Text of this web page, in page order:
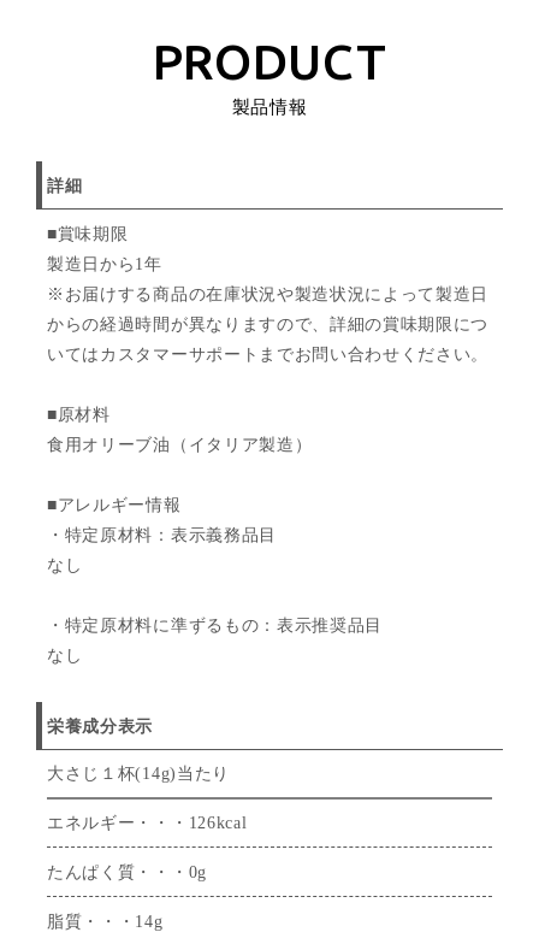
PRODUCT
製品情報
詳細
■賞味期限
製造日から1年
※お届けする商品の在庫状況や製造状況によって製造日
からの経過時間が異なりますので、詳細の賞味期限につ
いてはカスタマーサポートまでお問い合わせください。
■原材料
食用オリーブ油（イタリア製造）
■アレルギー情報
・特定原材料：表示義務品目
なし
・特定原材料に準ずるもの：表示推奨品目
なし
栄養成分表示
大さじ１杯(14g)当たり
エネルギー・・・126kcal
たんぱく質・・・0g
脂質・・・14g